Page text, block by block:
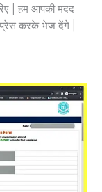
| हम आपकी मदद
करके भेज देंगे |